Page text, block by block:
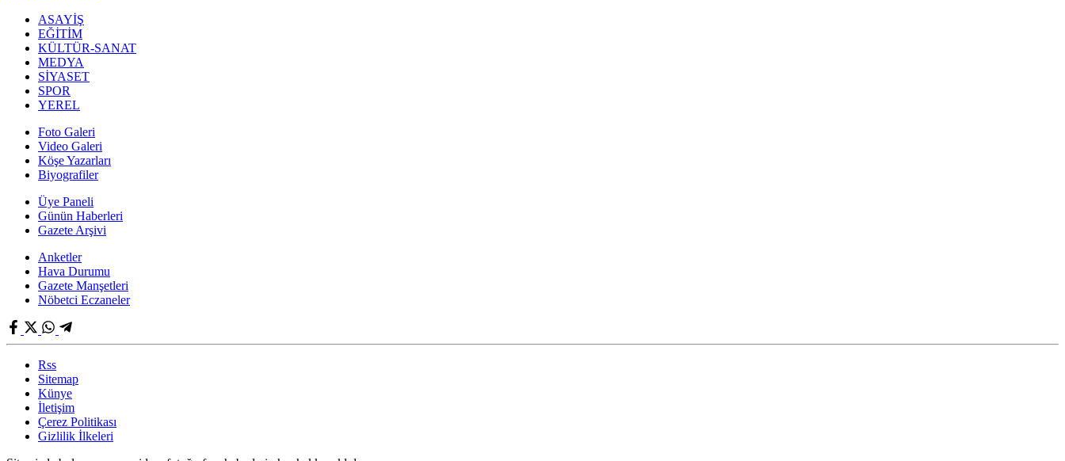
ASAYİŞ
EĞİTİM
KÜLTÜR-SANAT
MEDYA
SİYASET
SPOR
YEREL
Foto Galeri
Video Galeri
Köşe Yazarları
Biyografiler
Üye Paneli
Günün Haberleri
Gazete Arşivi
Anketler
Hava Durumu
Gazete Manşetleri
Nöbetci Eczaneler
Rss
Sitemap
Künye
İletişim
Çerez Politikası
Gizlilik İlkeleri